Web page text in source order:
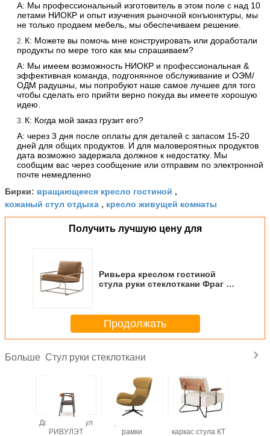
А: Мы профессиональный изготовитель в этом поле с над 10
летами НИОКР и опыт изучения рыночной конъюнктуры, мы
не только продаем мебель, мы обеспечиваем решение.
2. К: Можете вы помочь мне конструировать или доработали
продукты по мере того как мы спрашиваем?
А: Мы имеем возможность НИОКР и профессиональная &
эффективная команда, подгонянное обслуживание и ОЭМ/
ОДМ радушны, мы попробуют наше самое лучшее для того
чтобы сделать его прийти верно покуда вы имеете хорошую
идею.
3. К: Когда мой заказ грузит его?
А: через 3 дня после оплаты для деталей с запасом 15-20
дней для общих продуктов. И для маловероятных продуктов
дата возможно задержала должное к недостатку. Мы
сообщим вас через сообщение или отправим по электронной
почте немедленно
Бирки: вращающееся кресло гостиной ,
кожаный стул отдыха , кресло живущей комнаты
Получить лучшую цену для
Ривьера креслом гостиной
стула руки стеклоткани Фраг с
Продолжать
Больше Стул руки стеклоткани
Домашний стул
РИВУЛЭТ
рамки
каркас стула КТ